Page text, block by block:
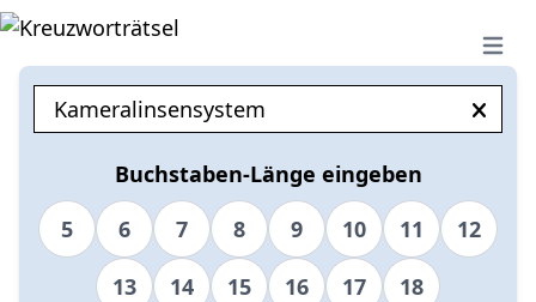
Open
Buchstaben-Länge eingeben
5
6 7 8 9 10 11
12
13
14 15 16 17 18